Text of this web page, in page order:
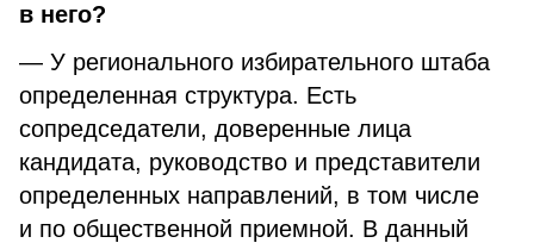
в него?
— У регионального избирательного штаба
определенная структура. Есть
сопредседатели, доверенные лица
кандидата, руководство и представители
определенных направлений, в том числе
и по общественной приемной. В данный